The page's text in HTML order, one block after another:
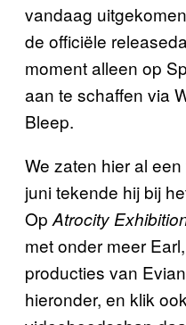
vandaag
de officiële
moment alleen op
aan te schaffen via
Bleep.
We zaten hier al
juni tekende hij bij
Op Atrocity
met onder meer
producties van
hieronder, en klik